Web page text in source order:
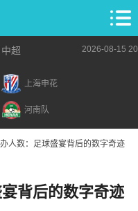
中超 2026-08-15
上海申花
河南队
人数：足球盛宴背后的数字奇迹
背后的数字奇迹